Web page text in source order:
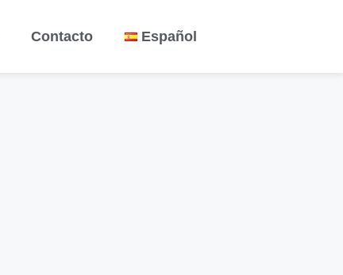
Contacto Español